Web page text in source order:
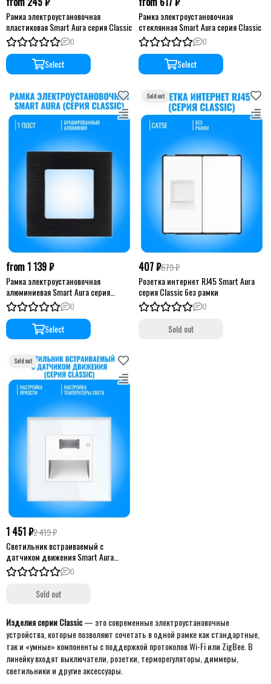
Рамка электроустановочная
пластиковая Smart Aura серия Classic
0
Select
Рамка электроустановочная
стеклянная Smart Aura серия Classic
0
Select
from 1 139 ₽
Рамка электроустановочная
алюминиевая Smart Aura серия
Classic
0
Select
407 ₽679 ₽
Розетка интернет RJ45 Smart Aura
серия Classic без рамки
0
Sold out
1 451 ₽2 419 ₽
Светильник встраиваемый с
датчиком движения Smart Aura
серия Classic с рамкой из стекла
0
Sold out
Изделия серии Classic— это современные электроустановочные
устройства, которые позволяют сочетать в одной рамке как стандартные,
так и «умные» компоненты с поддержкой протоколов Wi-Fi или ZigBee. В
линейку входят выключатели, розетки, терморегуляторы, диммеры,
светильники и другие аксессуары.